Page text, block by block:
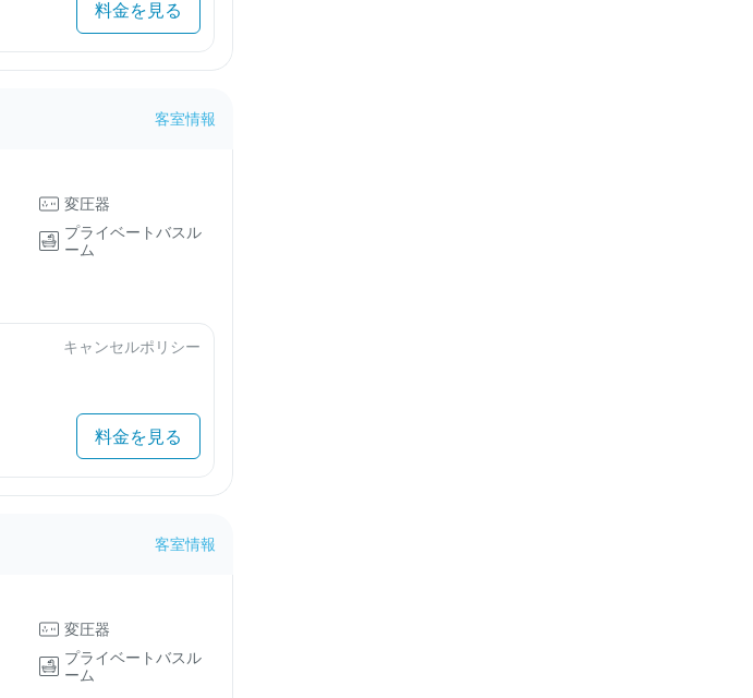
料金を見る
客室情報
変圧器
プライベートバスル
ーム
キャンセルポリシー
料金を見る
客室情報
変圧器
プライベートバスル
ーム